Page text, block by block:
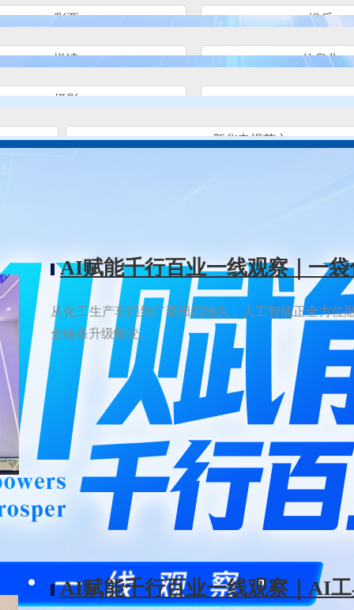
彩票 娱乐
悦读 信息化
摄影
新华电视英文
AI赋能千行百业一线观察｜一
从化工生产车间到广袤田间地头，人工智能正全方
全链条升级蜕变。
AI赋能千行百业一线观察｜AI